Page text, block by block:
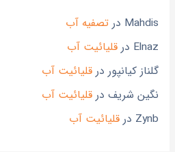
Mahdis در تصفیه آب
Elnaz در قلیائیت آب
گلناز کیانپوردر قلیائیت آب
نگین شریفدر قلیائیت آب
Zynb در قلیائیت آب